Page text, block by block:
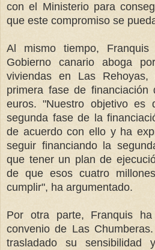
con el Ministerio para
que este compromiso se
Al mismo tiempo,
Gobierno canario aboga
viviendas en Las
primera fase de
euros. "Nuestro objetivo es
segunda fase de la
de acuerdo con ello y ha
seguir financiando la
que tener un plan de
de que esos cuatro
cumplir", ha argumentado.
Por otra parte, Franquis
convenio de Las
trasladado su sensibilidad